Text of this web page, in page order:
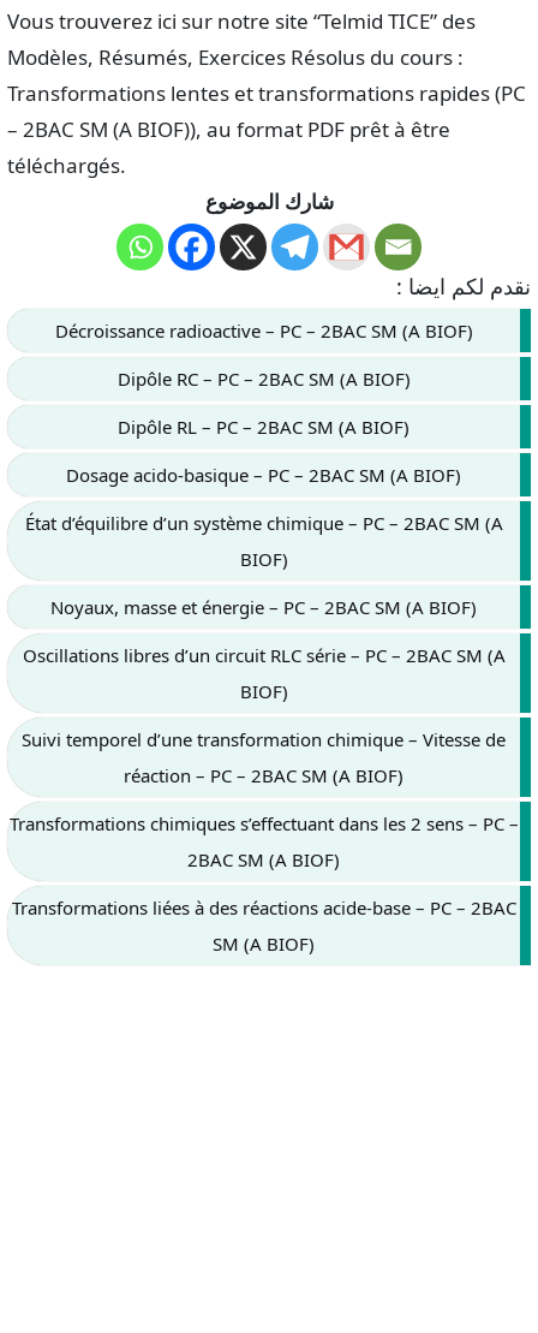
Vous trouverez ici sur notre site “Telmid TICE” des
Modèles, Résumés, Exercices Résolus du cours :
Transformations lentes et transformations rapides (PC
– 2BAC SM (A BIOF)), au format PDF prêt à être
téléchargés.
شارك الموضوع
نقدم لكم ايضا :
Décroissance radioactive – PC – 2BAC SM (A BIOF)
Dipôle RC – PC – 2BAC SM (A BIOF)
Dipôle RL – PC – 2BAC SM (A BIOF)
Dosage acido-basique – PC – 2BAC SM (A BIOF)
État d’équilibre d’un système chimique – PC – 2BAC SM (A
BIOF)
Noyaux, masse et énergie – PC – 2BAC SM (A BIOF)
Oscillations libres d’un circuit RLC série – PC – 2BAC SM (A
BIOF)
Suivi temporel d’une transformation chimique – Vitesse de
réaction – PC – 2BAC SM (A BIOF)
Transformations chimiques s’effectuant dans les 2 sens – PC –
2BAC SM (A BIOF)
Transformations liées à des réactions acide-base – PC – 2BAC
SM (A BIOF)